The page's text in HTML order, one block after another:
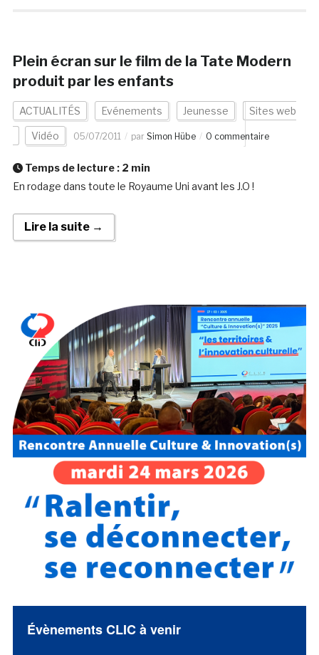
Plein écran sur le film de la Tate Modern
produit par les enfants
ACTUALITÉS Evénements Jeunesse Sites web
Vidéo 05/07/2011 par Simon Hübe 0 commentaire
Temps de lecture : 2 min
En rodage dans toute le Royaume Uni avant les J.O !
Lire la suite →
Évènements CLIC à venir